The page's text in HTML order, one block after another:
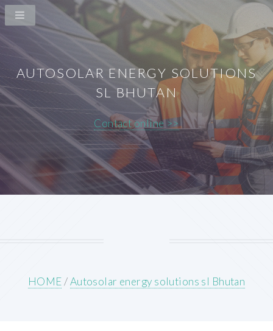
AUTOSOLAR ENERGY SOLUTIONS
SL BHUTAN
Contact online >>
HOME/Autosolar energy solutions sl Bhutan